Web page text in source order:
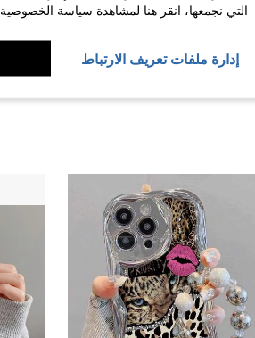
التي نجمعها، انقر هنا لمشاهدة سياسة الخصوصية
إدارة ملفات تعريف الارتباط